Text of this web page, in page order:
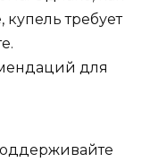
требует
для